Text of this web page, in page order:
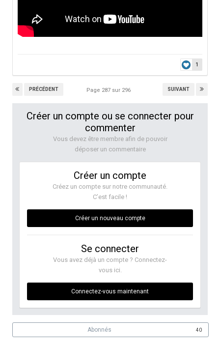
1
PRÉCÉDENT SUIVANT
Page 287 sur 296
Créer un compte ou se connecter pour
commenter
Vous devez être membre afin de pouvoir
déposer un commentaire
Créer un compte
Créez un compte sur notre communauté.
C’est facile !
Créer un nouveau compte
Se connecter
Vous avez déjà un compte ? Connectez-
vous ici.
Connectez-vous maintenant
Abonnés 40